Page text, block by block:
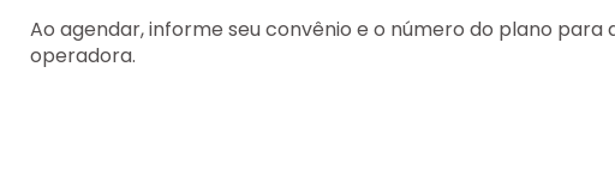
Ao agendar, informe seu convênio e o número do plano
operadora.